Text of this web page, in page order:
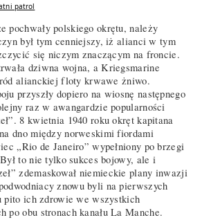
patrol
pochwały polskiego okrętu, należy
był tym cenniejszy, iż alianci w tym
się niczym znaczącym na froncie.
dziwna wojna, a Kriegsmarine
alianckiej floty krwawe żniwo.
przyszły dopiero na wiosnę następnego
raz w awangardzie popularności
8 kwietnia 1940 roku okręt kapitana
dno między norweskimi fiordami
„Rio de Janeiro” wypełniony po brzegi
to nie tylko sukces bojowy, ale i
zdemaskował niemieckie plany inwazji
znowu byli na pierwszych
pito ich zdrowie we wszystkich
po obu stronach kanału La Manche.